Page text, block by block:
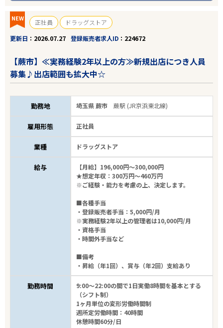
NEW 正社員
ドラッグストア
更新日
2026.07.27 登録販売者求人ID 224672
【蕨市】≪実務経験2年以上の方≫新規出店につき人員
募集♪出店範囲も拡大中☆
勤務地 埼玉県 蕨市蕨駅 (JR京浜東北線)
雇用形態 正社員
業種 ドラッグストア
給与
【月給】196,000円～300,000円
★想定年収：300万円～460万円
※ご経験・能力を考慮の上、決定します。
■各種手当
・登録販売者手当：5,000円/月
※実務経験2年以上の管理者は10,000円/月
・資格手当
・時間外手当など
■備考
・昇給（年1回）、賞与（年2回）支給あり
勤務時間
9:00～22:00の間で1日実働8時間を基本とする
（シフト制）
1ヶ月単位の変形労働時間制
週所定労働時間：40時間
休憩時間60分/日